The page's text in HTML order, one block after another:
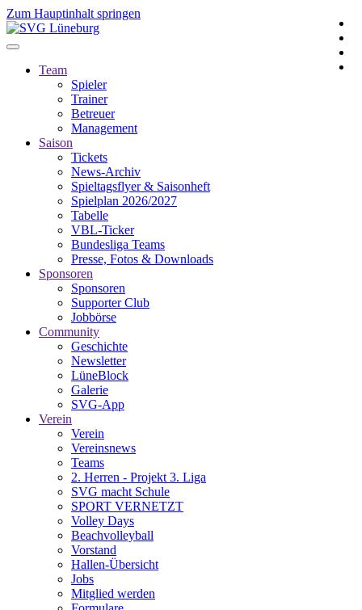
Zum Hauptinhalt springen
Team
Spieler
Trainer
Betreuer
Management
Saison
Tickets
News-Archiv
Spieltagsflyer & Saisonheft
Spielplan 2026/2027
Tabelle
VBL-Ticker
Bundesliga Teams
Presse, Fotos & Downloads
Sponsoren
Sponsoren
Supporter Club
Jobbörse
Community
Geschichte
Newsletter
LüneBlock
Galerie
SVG-App
Verein
Verein
Vereinsnews
Teams
2. Herren - Projekt 3. Liga
SVG macht Schule
SPORT VERNETZT
Volley Days
Beachvolleyball
Vorstand
Hallen-Übersicht
Jobs
Mitglied werden